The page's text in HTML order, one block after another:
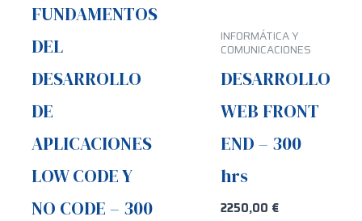
FUNDAMENTOS
DEL
DESARROLLO
DE
APLICACIONES
LOW CODE Y
NO CODE – 300
INFORMÁTICA Y
COMUNICACIONES
DESARROLLO
WEB FRONT
END – 300
hrs
2250,00 €